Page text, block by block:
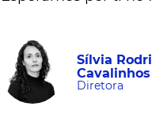
Sílvia
Cavalinhos
Diretora